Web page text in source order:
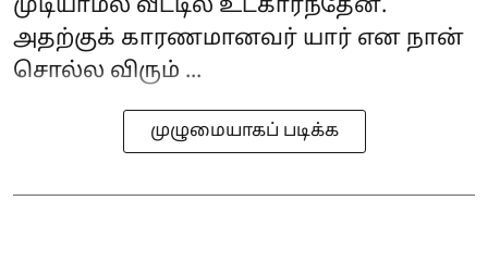
முடியாமல் வீட்டில் உட்கார்ந்தேன்.
அதற்குக் காரணமானவர் யார் என நான்
சொல்ல விரும் ...
முழுமையாகப் படிக்க